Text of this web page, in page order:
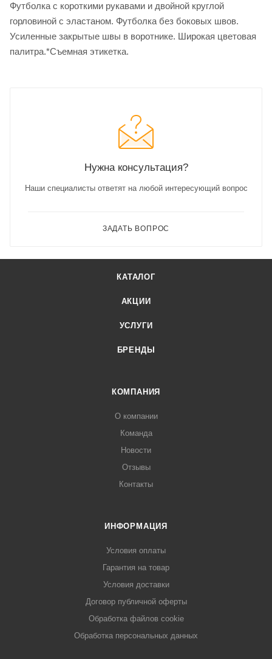
Футболка с короткими рукавами и двойной круглой
горловиной с эластаном. Футболка без боковых швов.
Усиленные закрытые швы в воротнике. Широкая цветовая
палитра.*Съемная этикетка.
Нужна консультация?
Наши специалисты ответят на любой интересующий вопрос
ЗАДАТЬ ВОПРОС
КАТАЛОГ
АКЦИИ
УСЛУГИ
БРЕНДЫ
КОМПАНИЯ
О компании
Команда
Новости
Отзывы
Контакты
ИНФОРМАЦИЯ
Условия оплаты
Гарантия на товар
Условия доставки
Договор публичной оферты
Обработка файлов cookie
Обработка персональных данных